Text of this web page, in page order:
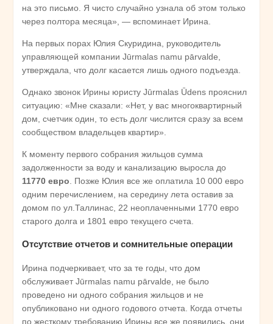
на это письмо. Я чисто случайно узнала об этом только
через полтора месяца», — вспоминает Ирина.
На первых порах Юлия Скуридина, руководитель
управляющей компании Jūrmalas namu pārvalde,
утверждала, что долг касается лишь одного подъезда.
Однако звонок Ирины юристу Jūrmalas Ūdens прояснил
ситуацию: «Мне сказали: «Нет, у вас многоквартирный
дом, счетчик один, то есть долг числится сразу за всем
сообществом владельцев квартир».
К моменту первого собрания жильцов сумма
задолженности за воду и канализацию выросла до
11770 евро . Позже Юлия все же оплатила 10 000 евро
одним перечислением, на середину лета оставив за
домом по ул.Таллинас, 22 неоплаченными 1770 евро
старого долга и 1801 евро текущего счета.
Отсутствие отчетов и сомнительные операции
Ирина подчеркивает, что за те годы, что дом
обслуживает Jūrmalas namu pārvalde, не было
проведено ни одного собрания жильцов и не
опубликовано ни одного годового отчета. Когда отчеты
по жесткому требованию Ирины все же появились, они